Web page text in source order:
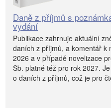
Daně z příjmů s
vydání
Publikace zahrnuje aktuální
daních z příjmů, a komentář k
2026 a v případě novelizace
Sb. platné též pro rok 2027.
o daních z příjmů, což je pro